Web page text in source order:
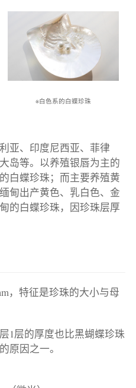
※白色系的白蝶珍珠
亚、印度尼西亚、菲律
岛等。以养殖银唇为主的
白蝶珍珠；而主要养殖黄
甸出产黄色、乳白色、金
的白蝶珍珠，因珍珠层厚
，特征是珍珠的大小与母
1层的厚度也比黑蝴蝶珍珠
原因之一。